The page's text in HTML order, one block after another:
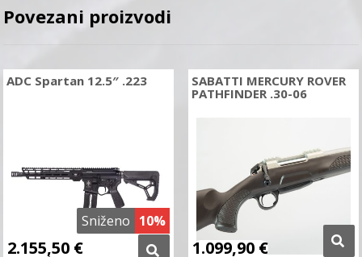
Povezani proizvodi
Sniženo 10%
ADC Spartan 12.5″ .223
2.155,50 €
SABATTI MERCURY ROVER
PATHFINDER .30-06
1.099,90 €